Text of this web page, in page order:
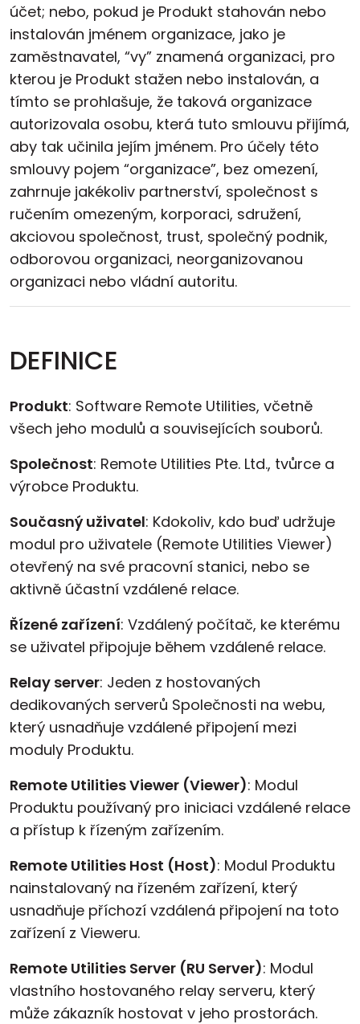
účet; nebo, pokud je Produkt stahován nebo
instalován jménem organizace, jako je
zaměstnavatel, “vy” znamená organizaci, pro
kterou je Produkt stažen nebo instalován, a
tímto se prohlašuje, že taková organizace
autorizovala osobu, která tuto smlouvu přijímá,
aby tak učinila jejím jménem. Pro účely této
smlouvy pojem “organizace”, bez omezení,
zahrnuje jakékoliv partnerství, společnost s
ručením omezeným, korporaci, sdružení,
akciovou společnost, trust, společný podnik,
odborovou organizaci, neorganizovanou
organizaci nebo vládní autoritu.
DEFINICE
Produkt: Software Remote Utilities, včetně
všech jeho modulů a souvisejících souborů.
Společnost: Remote Utilities Pte. Ltd., tvůrce a
výrobce Produktu.
Současný uživatel: Kdokoliv, kdo buď udržuje
modul pro uživatele (Remote Utilities Viewer)
otevřený na své pracovní stanici, nebo se
aktivně účastní vzdálené relace.
Řízené zařízení: Vzdálený počítač, ke kterému
se uživatel připojuje během vzdálené relace.
Relay server: Jeden z hostovaných
dedikovaných serverů Společnosti na webu,
který usnadňuje vzdálené připojení mezi
moduly Produktu.
Remote Utilities Viewer (Viewer): Modul
Produktu používaný pro iniciaci vzdálené relace
a přístup k řízeným zařízením.
Remote Utilities Host (Host): Modul Produktu
nainstalovaný na řízeném zařízení, který
usnadňuje příchozí vzdálená připojení na toto
zařízení z Vieweru.
Remote Utilities Server (RU Server): Modul
vlastního hostovaného relay serveru, který
může zákazník hostovat v jeho prostorách.